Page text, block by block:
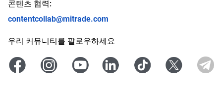
콘텐츠 협력:
contentcollab@mitrade.com
우리 커뮤니티를 팔로우하세요